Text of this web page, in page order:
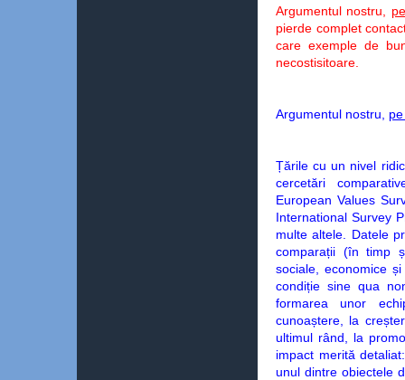
Argumentul nostru,
pierde complet
care exemple de
necostisitoare.
Argumentul nostru,
Țările cu un nivel
cercetări
European Values
International Survey
multe altele. Datele
comparații (în timp
sociale, economice
condiție sine qua
formarea unor
cunoaștere, la
ultimul rând, la
impact merită
unul dintre obiectele